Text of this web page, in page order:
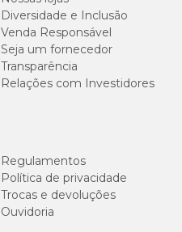
Diversidade e Inclusão
Venda Responsável
Seja um fornecedor
Transparência
Relações com Investidores
Regulamentos
Política de privacidade
Trocas e devoluções
Ouvidoria